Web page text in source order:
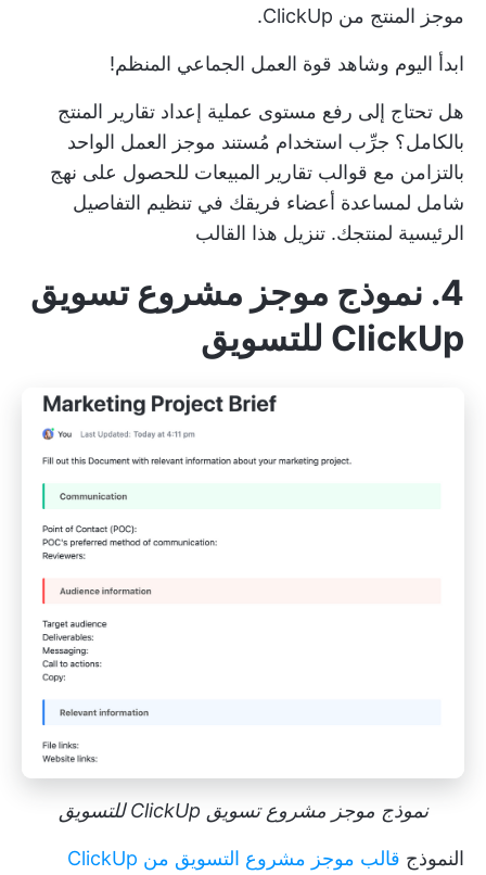
موجز المنتج من ClickUp.
ابدأ اليوم وشاهد قوة العمل الجماعي المنظم!
هل تحتاج إلى رفع مستوى عملية إعداد تقارير المنتج
بالكامل؟ جرِّب استخدام مُستند موجز العمل الواحد
بالتزامن مع قوالب تقارير المبيعات للحصول على نهج
شامل لمساعدة أعضاء فريقك في تنظيم التفاصيل
الرئيسية لمنتجك. تنزيل هذا القالب
4. نموذج موجز مشروع تسويق
ClickUp للتسويق
نموذج موجز مشروع تسويق ClickUp للتسويق
النموذج قالب موجز مشروع التسويق من ClickUp